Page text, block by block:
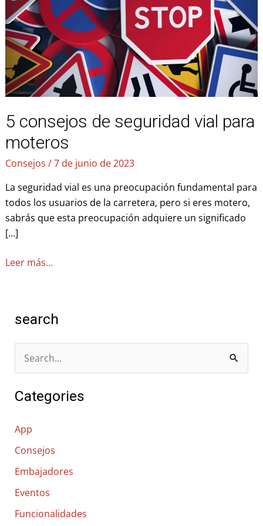
5 consejos de seguridad vial para
moteros
Consejos /7 de junio de 2023
La seguridad vial es una preocupación fundamental para
todos los usuarios de la carretera, pero si eres motero,
sabrás que esta preocupación adquiere un significado
[…]
vial
para
moteros
Leer más…
search
s
a
r
p
o
r
Categories
App
Consejos
Embajadores
Eventos
Funcionalidades